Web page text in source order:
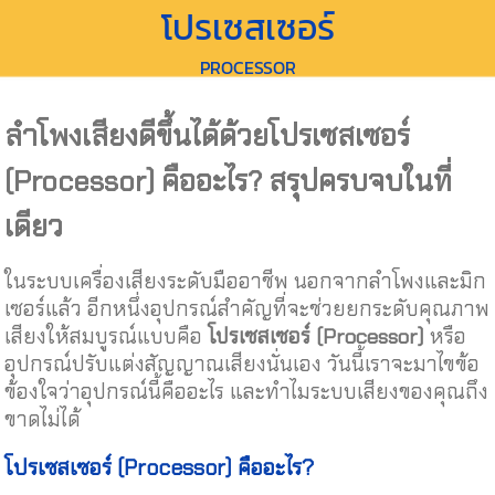
โปรเซสเซอร์
PROCESSOR
ลำโพงเสียงดีขึ้นได้ด้วยโปรเซสเซอร์
(Processor) คืออะไร? สรุปครบจบในที่
เดียว
ในระบบเครื่องเสียงระดับมืออาชีพ นอกจากลำโพงและมิก
เซอร์แล้ว อีกหนึ่งอุปกรณ์สำคัญที่จะช่วยยกระดับคุณภาพ
เสียงให้สมบูรณ์แบบคือโปรเซสเซอร์ (Processor) หรือ
อุปกรณ์ปรับแต่งสัญญาณเสียงนั่นเอง วันนี้เราจะมาไขข้อ
ข้องใจว่าอุปกรณ์นี้คืออะไร และทำไมระบบเสียงของคุณถึง
ขาดไม่ได้
โปรเซสเซอร์ (Processor) คืออะไร?